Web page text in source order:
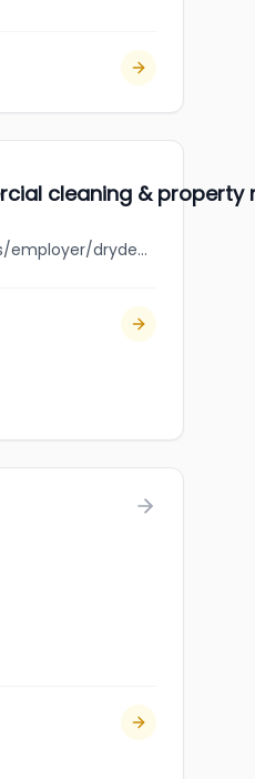
cleaning & property
jobbank.gc.ca/browsejobs/employer/dryden+commercial+cleaning+%26+property+maintenance/ca